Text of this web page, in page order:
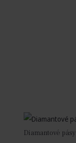
Diamantové pásy